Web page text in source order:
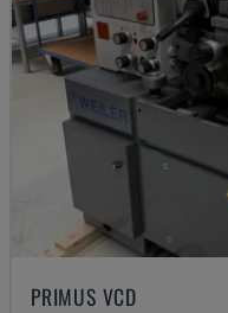
PRIMUS VCD